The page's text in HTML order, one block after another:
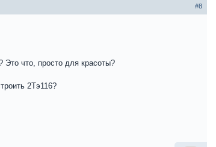
#8
Это что, просто для красоты?
2Тэ116?